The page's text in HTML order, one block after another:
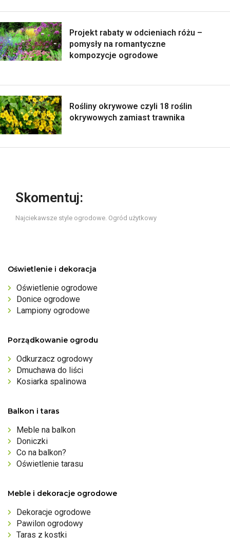
Projekt rabaty w odcieniach różu –
pomysły na romantyczne
kompozycje ogrodowe
Rośliny okrywowe czyli 18 roślin
okrywowych zamiast trawnika
Skomentuj:
Najciekawsze style ogrodowe. Ogród użytkowy
Oświetlenie i dekoracja
Oświetlenie ogrodowe
Donice ogrodowe
Lampiony ogrodowe
Porządkowanie ogrodu
Odkurzacz ogrodowy
Dmuchawa do liści
Kosiarka spalinowa
Balkon i taras
Meble na balkon
Doniczki
Co na balkon?
Oświetlenie tarasu
Meble i dekoracje ogrodowe
Dekoracje ogrodowe
Pawilon ogrodowy
Taras z kostki